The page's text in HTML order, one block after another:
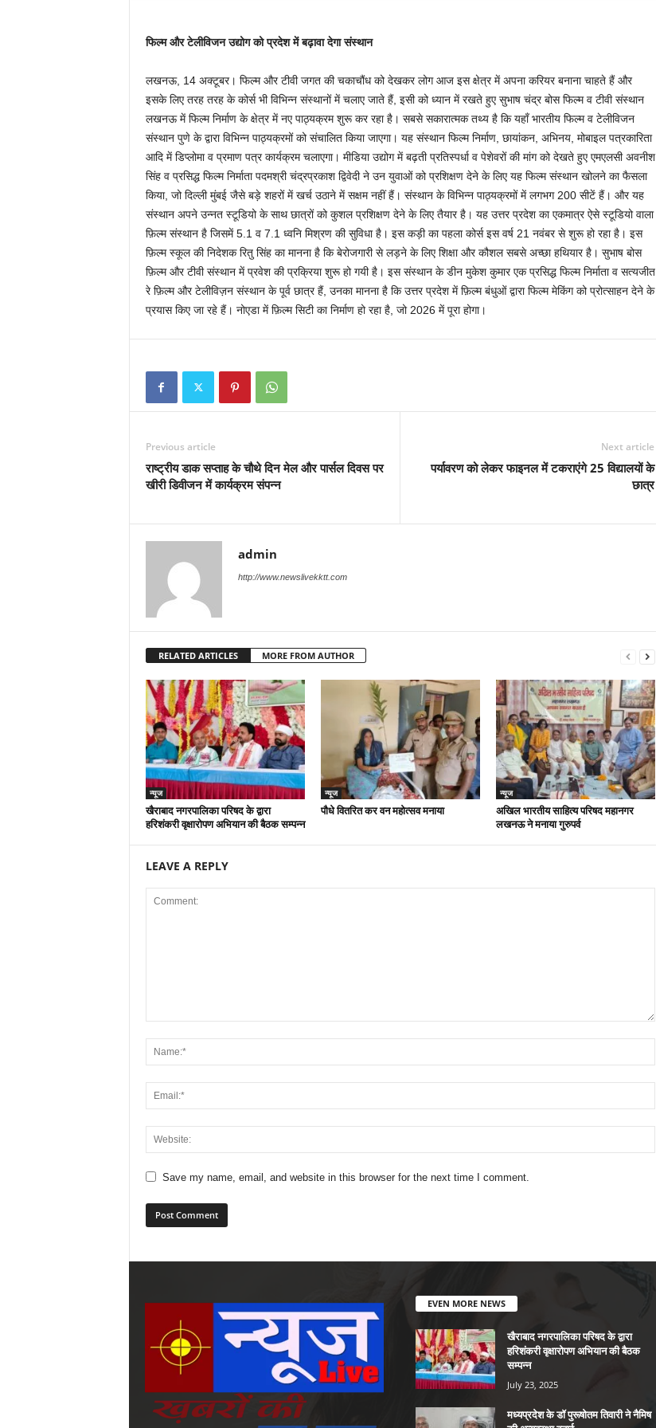
फिल्म और टेलीविजन उद्योग को प्रदेश में बढ़ावा देगा संस्थान
लखनऊ, 14 अक्टूबर। फिल्म और टीवी जगत की चकाचौंध को देखकर लोग आज इस क्षेत्र में अपना करियर बनाना चाहते हैं और
इसके लिए तरह तरह के कोर्स भी विभिन्न संस्थानों में चलाए जाते हैं, इसी को ध्यान में रखते हुए सुभाष चंद्र बोस फिल्म व टीवी संस्थान
लखनऊ में फिल्म निर्माण के क्षेत्र में नए पाठ्यक्रम शुरू कर रहा है। सबसे सकारात्मक तथ्य है कि यहाँ भारतीय फिल्म व टेलीविजन
संस्थान पुणे के द्वारा विभिन्न पाठ्यक्रमों को संचालित किया जाएगा। यह संस्थान फिल्म निर्माण, छायांकन, अभिनय, मोबाइल पत्रकारिता
आदि में डिप्लोमा व प्रमाण पत्र कार्यक्रम चलाएगा। मीडिया उद्योग में बढ़ती प्रतिस्पर्धा व पेशेवरों की मांग को देखते हुए एमएलसी अवनीश
सिंह व प्रसिद्ध फिल्म निर्माता पदमश्री चंद्रप्रकाश द्विवेदी ने उन युवाओं को प्रशिक्षण देने के लिए यह फिल्म संस्थान खोलने का फैसला
किया, जो दिल्ली मुंबई जैसे बड़े शहरों में खर्च उठाने में सक्षम नहीं हैं। संस्थान के विभिन्न पाठ्यक्रमों में लगभग 200 सीटें हैं। और यह
संस्थान अपने उन्नत स्टूडियो के साथ छात्रों को कुशल प्रशिक्षण देने के लिए तैयार है। यह उत्तर प्रदेश का एकमात्र ऐसे स्टूडियो वाला
फ़िल्म संस्थान है जिसमें 5.1 व 7.1 ध्वनि मिश्रण की सुविधा है। इस कड़ी का पहला कोर्स इस वर्ष 21 नवंबर से शुरू हो रहा है। इस
फ़िल्म स्कूल की निदेशक रितु सिंह का मानना है कि बेरोजगारी से लड़ने के लिए शिक्षा और कौशल सबसे अच्छा हथियार है। सुभाष बोस
फ़िल्म और टीवी संस्थान में प्रवेश की प्रक्रिया शुरू हो गयी है। इस संस्थान के डीन मुकेश कुमार एक प्रसिद्ध फिल्म निर्माता व सत्यजीत
रे फ़िल्म और टेलीविज़न संस्थान के पूर्व छात्र हैं, उनका मानना है कि उत्तर प्रदेश में फ़िल्म बंधुओं द्वारा फिल्म मेकिंग को प्रोत्साहन देने के
प्रयास किए जा रहे हैं। नोएडा में फ़िल्म सिटी का निर्माण हो रहा है, जो 2026 में पूरा होगा।
Previous article
राष्ट्रीय डाक सप्ताह के चौथे दिन मेल और पार्सल दिवस पर
खीरी डिवीजन में कार्यक्रम संपन्न
Next article
पर्यावरण को लेकर फाइनल में टकराएंगे 25 विद्यालयों के
छात्र
admin
http://www.newslivekktt.com
RELATED ARTICLES MORE FROM AUTHOR
न्यूज
खैराबाद नगरपालिका परिषद के द्वारा
हरिशंकरी वृक्षारोपण अभियान की बैठक सम्पन्न
न्यूज
पौधे वितरित कर वन महोत्सव मनाया
न्यूज
अखिल भारतीय साहित्य परिषद महानगर
लखनऊ ने मनाया गुरुपर्व
LEAVE A REPLY
Save my name, email, and website in this browser for the next time I comment.
EVEN MORE NEWS
खैराबाद नगरपालिका परिषद के द्वारा
हरिशंकरी वृक्षारोपण अभियान की बैठक
सम्पन्न
July 23, 2025
मध्यप्रदेश के डॉ पुरूषोतम तिवारी ने नैमिष